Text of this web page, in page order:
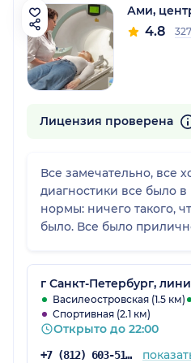
Ами,
4.8
Лицензия проверена
Все замечательно, все
диагностики все было
нормы: ничего такого,
было. Все было
г Санкт-Петербург,
Василеостровская (1.5 км)
Спортивная (2.1 км)
Открыто до 22:00
+7 (812) 603-51-65